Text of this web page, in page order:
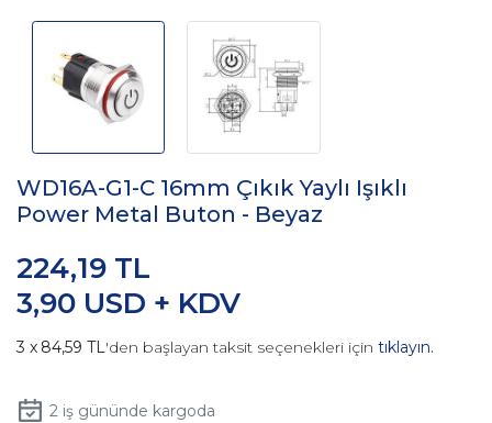
WD16A-G1-C 16mm Çıkık Yaylı Işıklı
Power Metal Buton - Beyaz
3,90 USD + KDV
224,19 TL
84,59 TL'den başlayan taksit seçenekleri için tıklayın.
2iş gününde kargoda